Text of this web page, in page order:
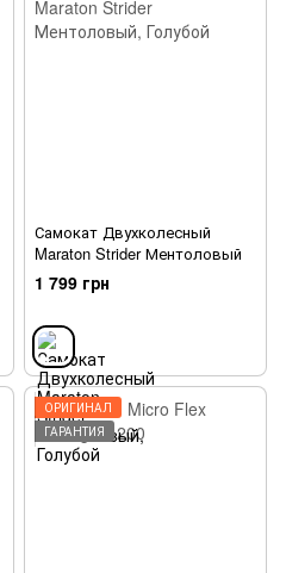
Самокат Двухколесный
Maraton Strider Ментоловый
1 799 грн
ОРИГИНАЛ
ГАРАНТИЯ